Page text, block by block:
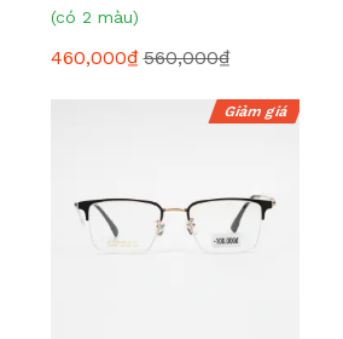
(có 2 màu)
460,000₫560,000₫
Giảm giá